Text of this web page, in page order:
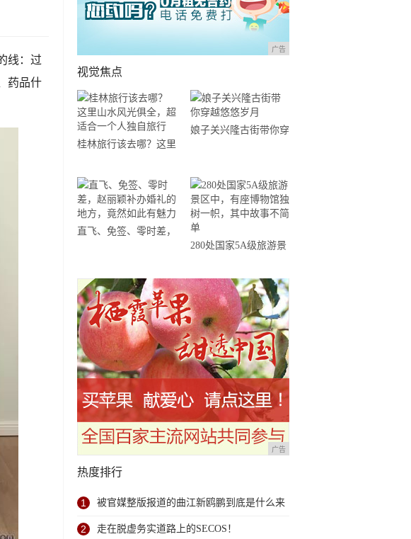
线：过
药品什
广告
视觉焦点
桂林旅行该去哪？这里
一个人独自旅行
娘子关兴隆古街带你穿
直飞、免签、零时差，
280处国家5A级旅游景
一帜，其中故事不简单
广告
热度排行
1 被官媒整版报道的曲江新鸥鹏到底是什么来
头？
2 走在脱虚务实道路上的SECOS！